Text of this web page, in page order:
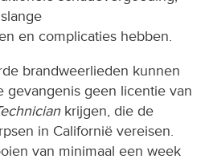
en complicaties hebben.
brandweerlieden kunnen
gevangenis geen licentie van
krijgen, die de
in Californië vereisen.
van minimaal een week